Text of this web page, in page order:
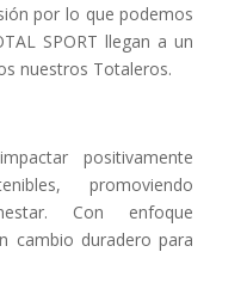
por lo que podemos
SPORT llegan a un
nuestros Totaleros.
positivamente
promoviendo
Con enfoque
cambio duradero para